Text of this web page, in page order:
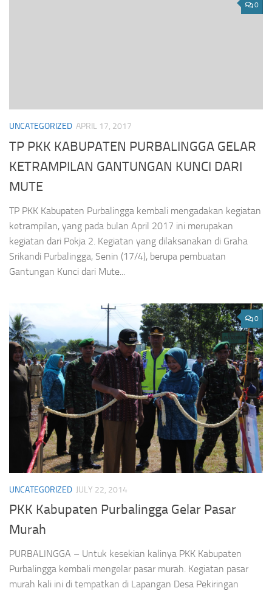
0
UNCATEGORIZED APRIL 17, 2017
TP PKK KABUPATEN PURBALINGGA GELAR
KETRAMPILAN GANTUNGAN KUNCI DARI
MUTE
TP PKK Kabupaten Purbalingga kembali mengadakan kegiatan
ketrampilan, yang pada bulan April 2017 ini merupakan
kegiatan dari Pokja 2. Kegiatan yang dilaksanakan di Graha
Srikandi Purbalingga, Senin (17/4), berupa pembuatan
Gantungan Kunci dari Mute...
0
UNCATEGORIZED JULY 22, 2014
PKK Kabupaten Purbalingga Gelar Pasar
Murah
PURBALINGGA – Untuk kesekian kalinya PKK Kabupaten
Purbalingga kembali mengelar pasar murah. Kegiatan pasar
murah kali ini di tempatkan di Lapangan Desa Pekiringan